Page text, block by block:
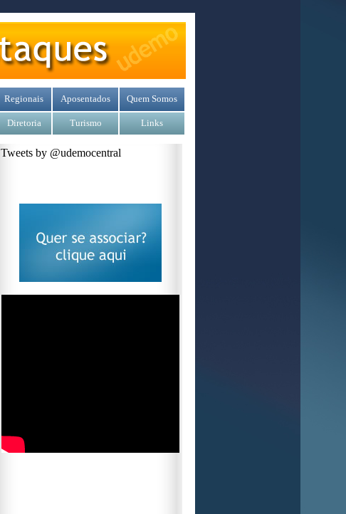
Regionais Aposentados Quem Somos
Diretoria Turismo Links
Tweets by @udemocentral